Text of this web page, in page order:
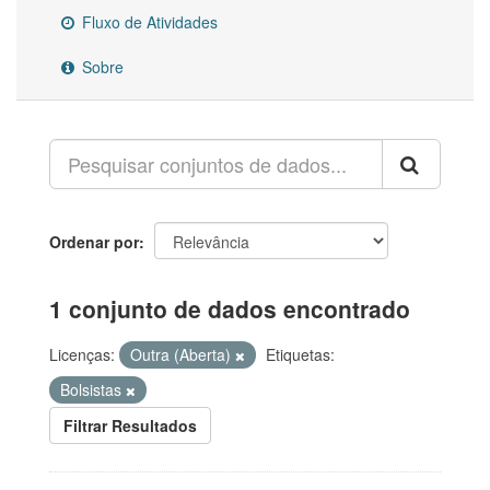
Fluxo de Atividades
Sobre
Ordenar por
1 conjunto de dados encontrado
Licenças: Outra (Aberta)
Etiquetas:
Bolsistas
Filtrar Resultados